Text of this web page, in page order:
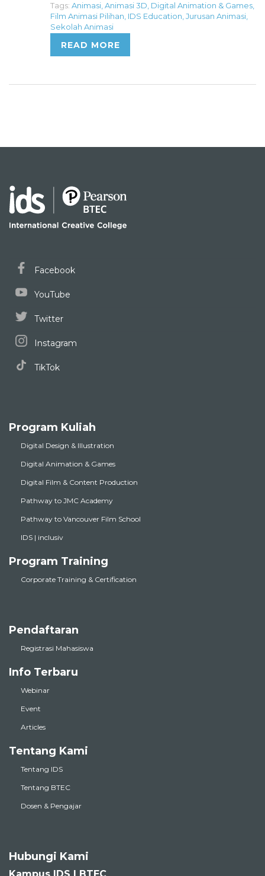
Tags: Animasi Animasi 3D Digital Animation & Games
Film Animasi Pilihan IDS Education Jurusan Animasi
Sekolah Animasi
READ MORE
Facebook
YouTube
Twitter
Instagram
TikTok
Program Kuliah
Digital Design & Illustration
Digital Animation & Games
Digital Film & Content Production
Pathway to JMC Academy
Pathway to Vancouver Film School
IDS | inclusiv
Program Training
Corporate Training & Certification
Pendaftaran
Registrasi Mahasiswa
Info Terbaru
Webinar
Event
Articles
Tentang Kami
Tentang IDS
Tentang BTEC
Dosen & Pengajar
Hubungi Kami